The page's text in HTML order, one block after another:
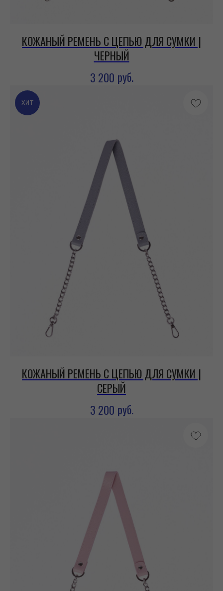
КОЖАНЫЙ РЕМЕНЬ С ЦЕПЬЮ ДЛЯ СУМКИ |
ЧЕРНЫЙ
3 200 руб.
ХИТ
КОЖАНЫЙ РЕМЕНЬ С ЦЕПЬЮ ДЛЯ СУМКИ |
СЕРЫЙ
3 200 руб.